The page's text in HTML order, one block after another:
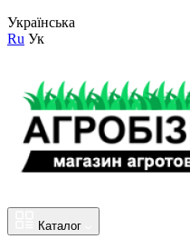
Українська
Ru Ук
Каталог